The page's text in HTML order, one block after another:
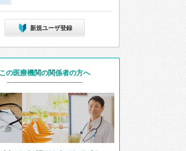
新規ユーザ登録
この医療機関の関係者の方へ